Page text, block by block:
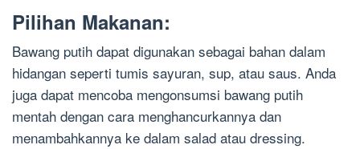
Pilihan Makanan:
Bawang putih dapat digunakan sebagai bahan dalam
hidangan seperti tumis sayuran, sup, atau saus. Anda
juga dapat mencoba mengonsumsi bawang putih
mentah dengan cara menghancurkannya dan
menambahkannya ke dalam salad atau dressing.